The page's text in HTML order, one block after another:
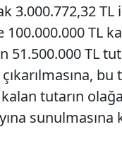
3.000.772,32 TL
TL
51.500.000 TL
kalan tutarın